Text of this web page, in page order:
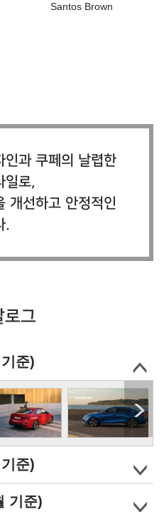
Santos Brown
인과 쿠페의 날렵한
일로,
개선하고 안정적인
.
로그
준)
준)
기준)